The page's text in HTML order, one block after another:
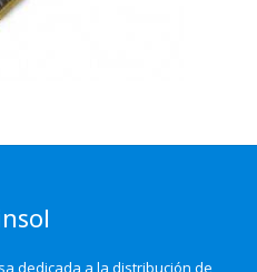
dedicada a la distribución de